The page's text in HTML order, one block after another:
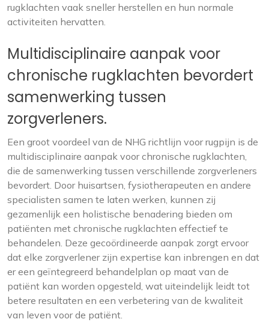
rugklachten vaak sneller herstellen en hun normale
activiteiten hervatten.
Multidisciplinaire aanpak voor
chronische rugklachten bevordert
samenwerking tussen
zorgverleners.
Een groot voordeel van de NHG richtlijn voor rugpijn is de
multidisciplinaire aanpak voor chronische rugklachten,
die de samenwerking tussen verschillende zorgverleners
bevordert. Door huisartsen, fysiotherapeuten en andere
specialisten samen te laten werken, kunnen zij
gezamenlijk een holistische benadering bieden om
patiënten met chronische rugklachten effectief te
behandelen. Deze gecoördineerde aanpak zorgt ervoor
dat elke zorgverlener zijn expertise kan inbrengen en dat
er een geïntegreerd behandelplan op maat van de
patiënt kan worden opgesteld, wat uiteindelijk leidt tot
betere resultaten en een verbetering van de kwaliteit
van leven voor de patiënt.